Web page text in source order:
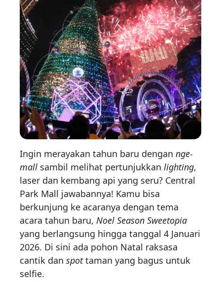
Ingin merayakan tahun baru dengan nge-
mall sambil melihat pertunjukkan lighting,
laser dan kembang api yang seru? Central
Park Mall jawabannya! Kamu bisa
berkunjung ke acaranya dengan tema
acara tahun baru, Noel Season Sweetopia
yang berlangsung hingga tanggal 4 Januari
2026. Di sini ada pohon Natal raksasa
cantik dan spottaman yang bagus untuk
selfie.